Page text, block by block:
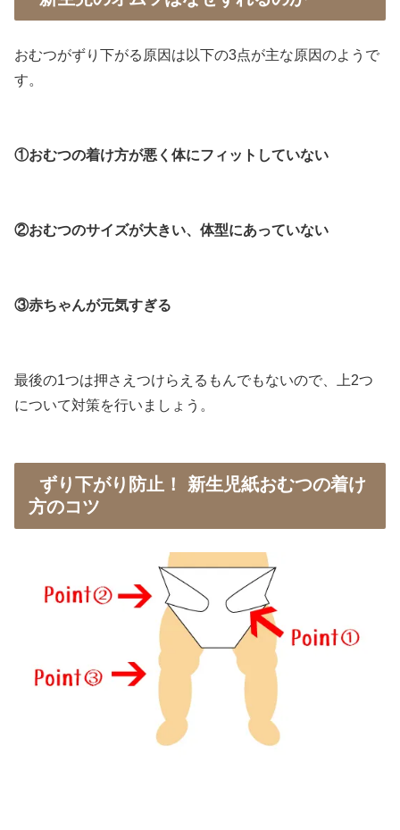
おむつがずり下がる原因は以下の3点が主な原因のようで
す。
①おむつの着け方が悪く体にフィットしていない
②おむつのサイズが大きい、体型にあっていない
③赤ちゃんが元気すぎる
最後の1つは押さえつけらえるもんでもないので、上2つ
について対策を行いましょう。
ずり下がり防止！ 新生児紙おむつの着け
方のコツ